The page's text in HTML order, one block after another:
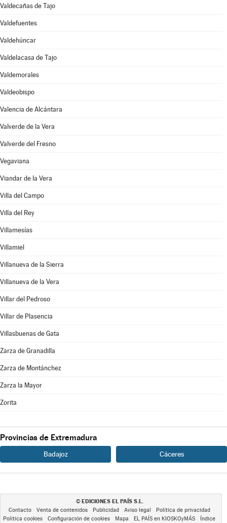
Valdecañas de Tajo
Valdefuentes
Valdehúncar
Valdelacasa de Tajo
Valdemorales
Valdeobispo
Valencia de Alcántara
Valverde de la Vera
Valverde del Fresno
Vegaviana
Viandar de la Vera
Villa del Campo
Villa del Rey
Villamesías
Villamiel
Villanueva de la Sierra
Villanueva de la Vera
Villar del Pedroso
Villar de Plasencia
Villasbuenas de Gata
Zarza de Granadilla
Zarza de Montánchez
Zarza la Mayor
Zorita
Provincias de Extremadura
Badajoz Cáceres
© EDICIONES EL PAÍS S.L.
Contacto Venta de contenidos Publicidad Aviso legal
Política de privacidad
Política cookies
Configuración de cookies Mapa EL PAÍS en KIOSKOyMÁS Índice